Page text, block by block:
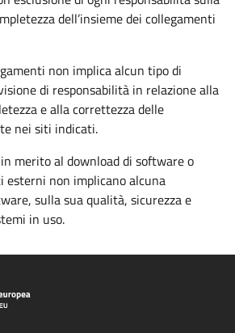
dell’insieme dei collegamenti
non implica alcun tipo di
di responsabilità in relazione alla
e alla correttezza delle
nei siti indicati.
merito al download di software o
esterni non implicano alcuna
sulla sua qualità, sicurezza e
in uso.